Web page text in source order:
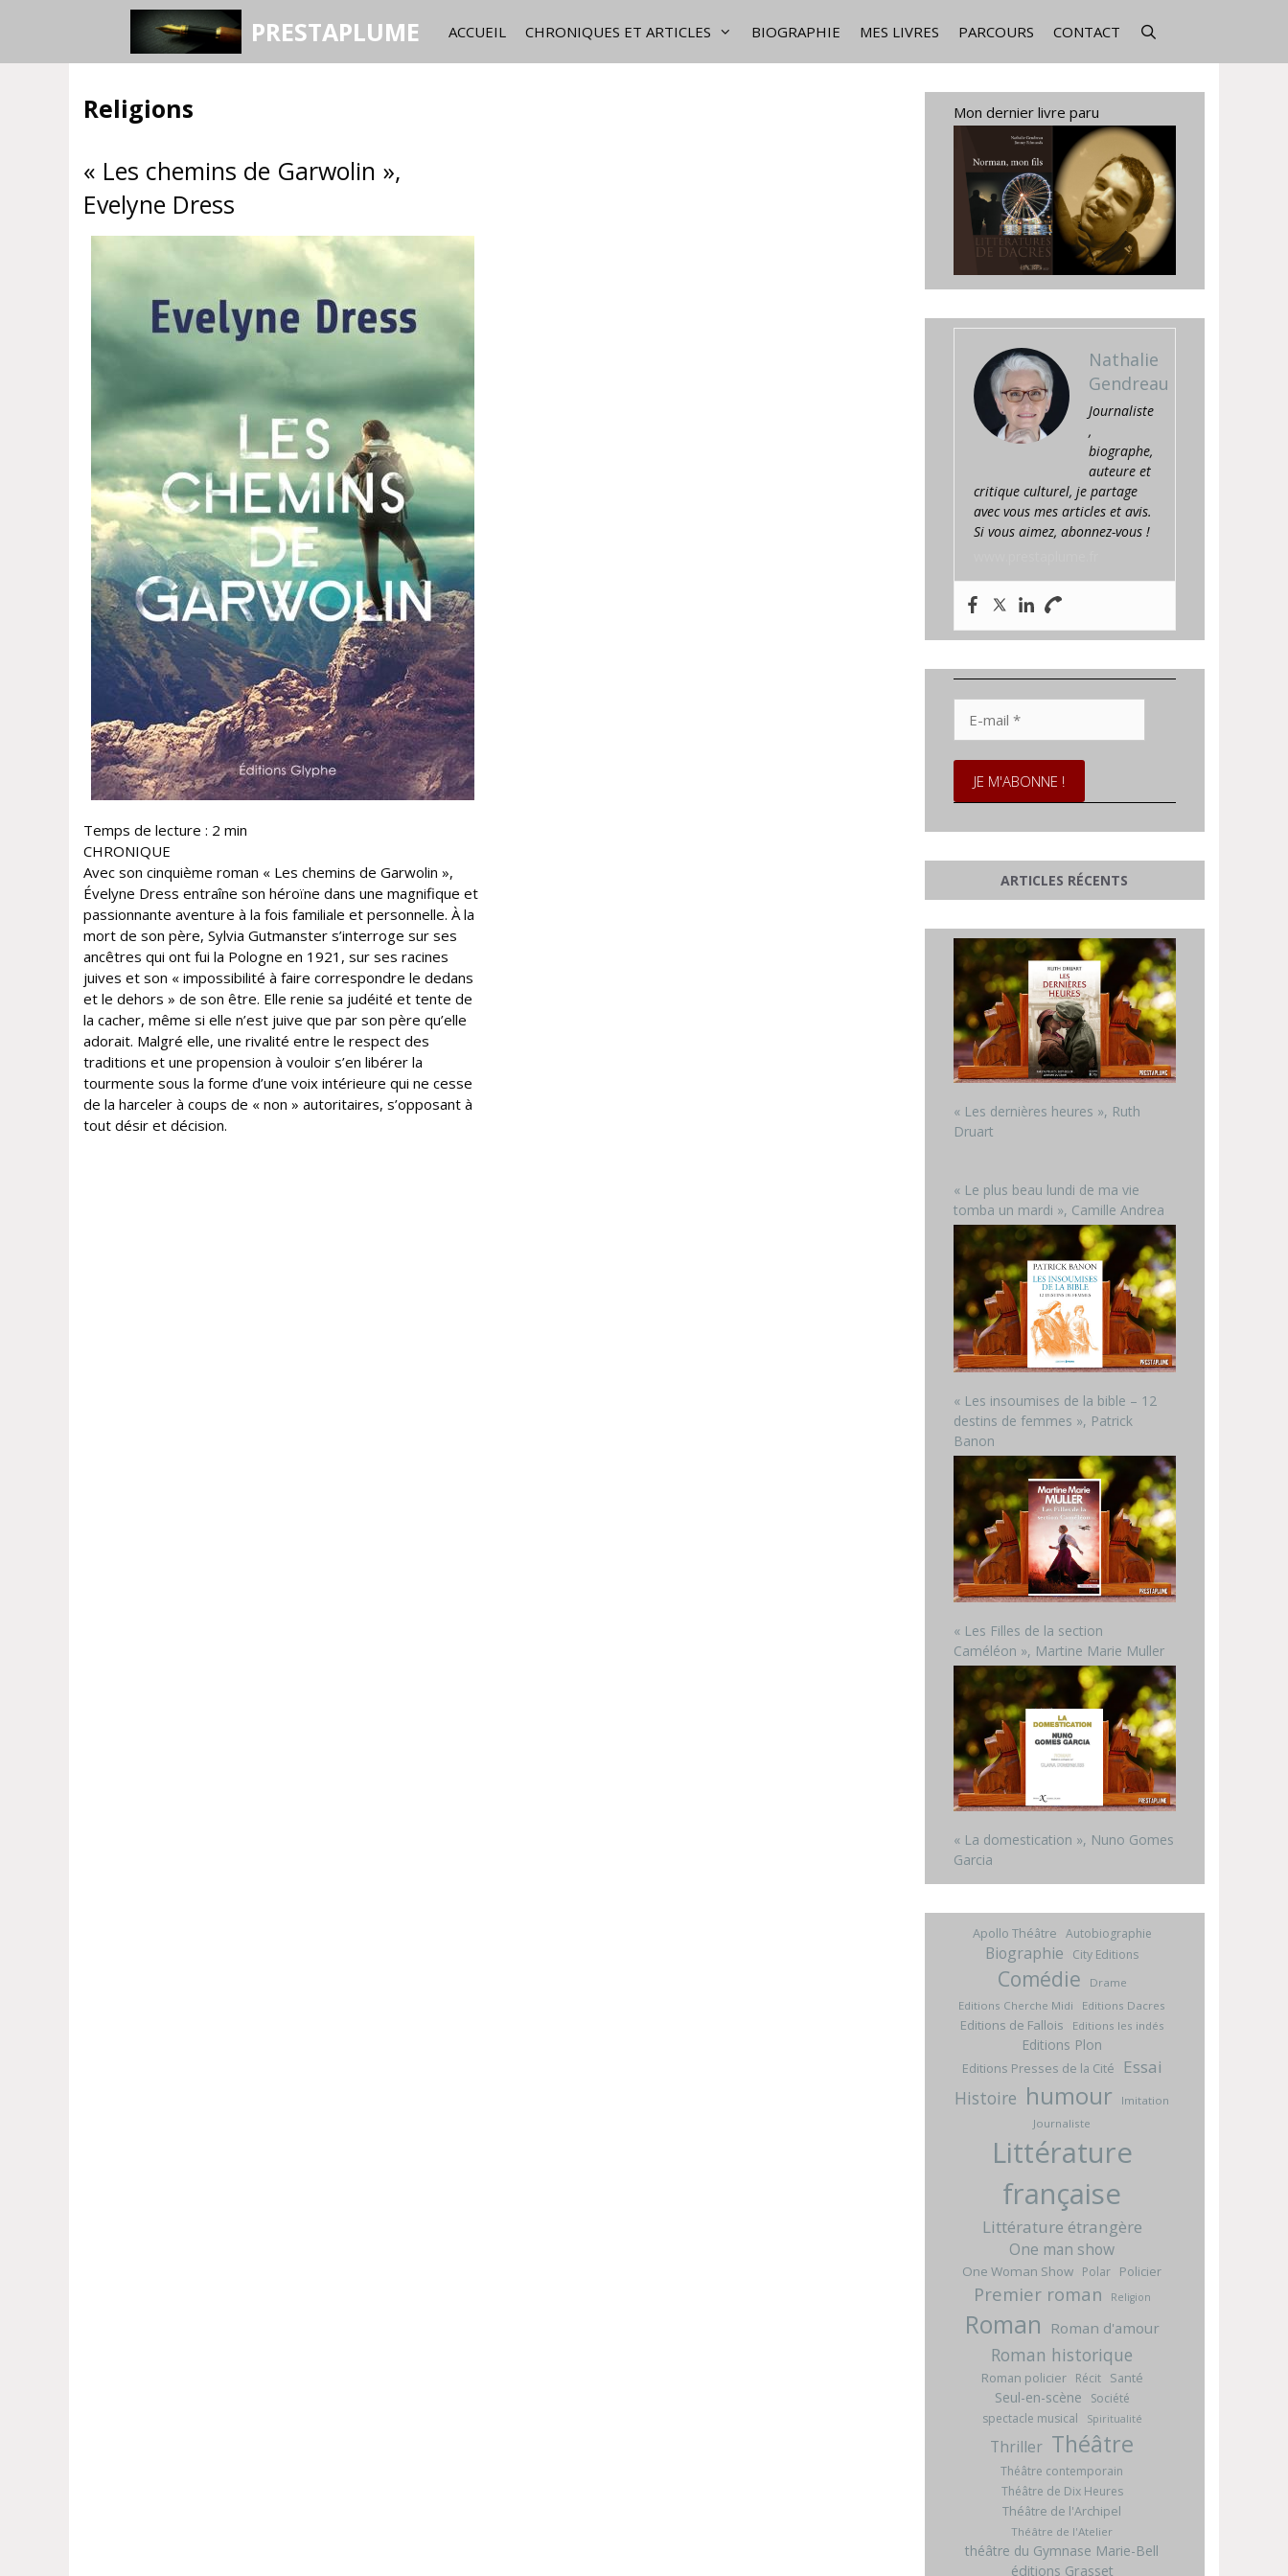
PRESTAPLUME ACCUEIL CHRONIQUES ET ARTICLES BIOGRAPHIE MES LIVRES PARCOURS CONTACT
Religions
« Les chemins de Garwolin »,
Evelyne Dress
Temps de lecture : 2 min
CHRONIQUE
Avec son cinquième roman « Les chemins de Garwolin »,
Évelyne Dress entraîne son héroïne dans une magnifique et
passionnante aventure à la fois familiale et personnelle. À la
mort de son père, Sylvia Gutmanster s’interroge sur ses
ancêtres qui ont fui la Pologne en 1921, sur ses racines
juives et son « impossibilité à faire correspondre le dedans
et le dehors » de son être. Elle renie sa judéité et tente de
la cacher, même si elle n’est juive que par son père qu’elle
adorait. Malgré elle, une rivalité entre le respect des
traditions et une propension à vouloir s’en libérer la
tourmente sous la forme d’une voix intérieure qui ne cesse
de la harceler à coups de « non » autoritaires, s’opposant à
tout désir et décision.
Mon dernier livre paru
Nathalie
Gendreau
Journaliste
,
biographe,
auteure et
critique culturel, je partage
avec vous mes articles et avis.
Si vous aimez, abonnez-vous !
mail
*
ARTICLES RÉCENTS
« Les dernières heures », Ruth
Druart
« Le plus beau lundi de ma vie
tomba un mardi », Camille Andrea
« Les insoumises de la bible – 12
destins de femmes », Patrick
Banon
« Les Filles de la section
Caméléon », Martine Marie Muller
« La domestication », Nuno Gomes
Garcia
Apollo Théâtre Autobiographie
Biographie City Editions
Comédie
Drame
Editions Cherche Midi
Editions Dacres
Editions de Fallois Editions les indés
Editions Plon
Editions Presses de la Cité Essai
Histoire humour
Imitation
Journaliste
Littérature
française
Littérature étrangère
One man show
One Woman Show Polar Policier
Premier roman Religion
Roman Roman d'amour
Roman historique
Roman policier Récit Santé
Seul-en-scène
Société
spectacle musical
Spiritualité
Thriller Théâtre
Théâtre contemporain
Théâtre de Dix Heures
Théâtre de l'Archipel
Théâtre de l'Atelier
théâtre du Gymnase Marie-Bell
éditions Grasset